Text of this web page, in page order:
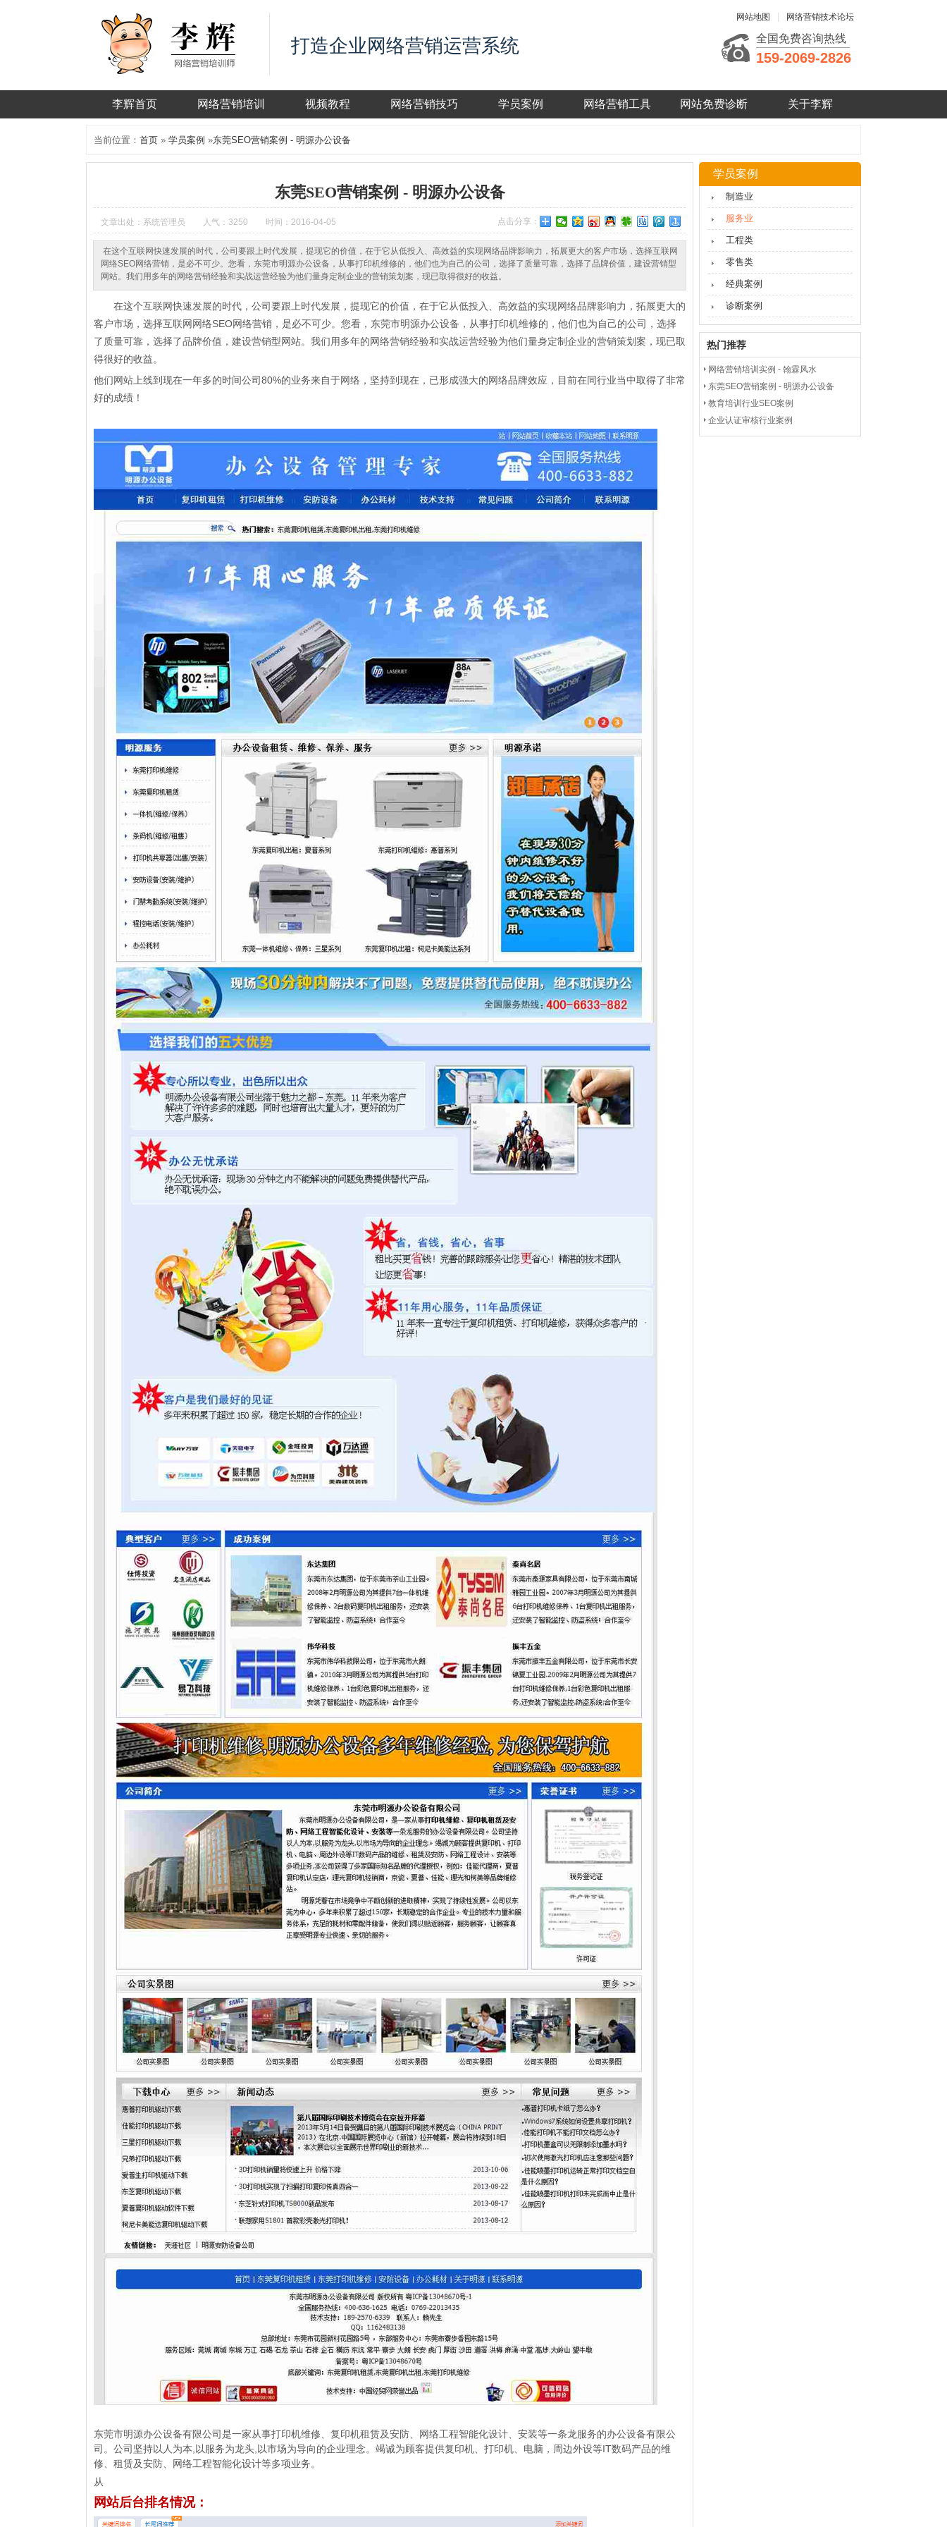
打造企业网络营销运营系统
网站地图 网络营销技术论坛
全国免费咨询热线
159-2069-2826
李辉首页 网络营销培训 视频教程 网络营销技巧 学员案例 网络营销工具 网站免费诊断 关于李辉
当前位置： 首页 » 学员案例 »东莞SEO营销案例 - 明源办公设备
东莞SEO营销案例 - 明源办公设备
文章出处：系统管理员 人气：3250 时间：2016-04-05 点击分享：
在这个互联网快速发展的时代，公司要跟上时代发展，提现它的价值，在于它从低投入、高效益的实现网络品牌影响力，拓展更大的客户市场，选择互联网
网络SEO网络营销，是必不可少。您看，东莞市明源办公设备，从事打印机维修的，他们也为自己的公司，选择了质量可靠，选择了品牌价值，建设营销型
网站。我们用多年的网络营销经验和实战运营经验为他们量身定制企业的营销策划案，现已取得很好的收益。
在这个互联网快速发展的时代， 公司要跟上时代发展，提现它的价值，在于它从低投入、高效益的实现网络品牌影响力， 拓展更大的
客户市场， 选择互联网网络SEO网络营销，是必不可少。 您看，东莞市明源办公设备，从事打印机维修的，他们也为自己的公司，选择
了质量可靠，选择了品牌价值，建设营销型网站。我们用多年的网络营销经验和实战运营经验为他们量身定制企业的营销策划案，现已取
得很好的收益。
他们网站上线到现在一年多的时间公司80%的业务来自于网络，坚持到现在，已形成强大的网络品牌效应，目前在同行业当中取得了非常
好的成绩！
东莞市明源办公设备有限公司是一家从事打印机维修、复印机租赁及安防、网络工程智能化设计、安装等一条龙服务的办公设备有限公
司。公司坚持以人为本,以服务为龙头,以市场为导向的企业理念。竭诚为顾客提供复印机、打印机、电脑，周边外设等IT数码产品的维
修、租赁及安防、网络工程智能化设计等多项业务。
从
网站后台排名情况：
学员案例
制造业
服务业
工程类
零售类
经典案例
诊断案例
热门推荐
网络营销培训实例 - 翰霖风水
东莞SEO营销案例 - 明源办公设备
教育培训行业SEO案例
企业认证审核行业案例